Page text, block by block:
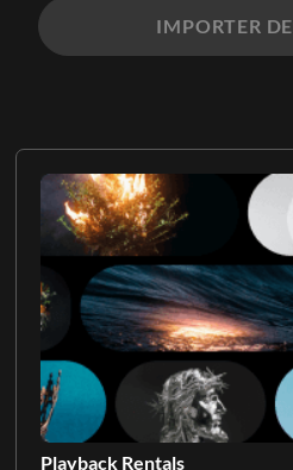
Playback Rentals
IMPORTER